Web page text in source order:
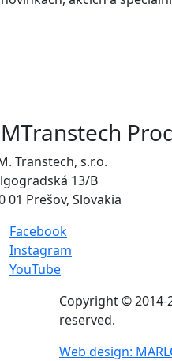
Transtech, s.r.o.
13/B
01 Prešov, Slovakia
Facebook
Instagram
YouTube
Copyright © 2014-
reserved.
Web design: